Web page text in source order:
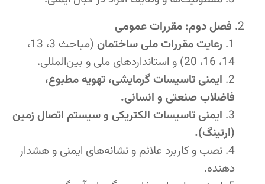
فصل دوم: مقررات عمومی
رعایت مقررات ملی ساختمان
(مباحث 3، 13،
14، 16، 20) و استانداردهای ملی و بین‌المللی.
ایمنی تاسیسات گرمایشی، تهویه مطبوع،
فاضلاب صنعتی و انسانی.
ایمنی تاسیسات الکتریکی و سیستم اتصال زمین
(ارتینگ).
نصب و کاربرد علائم و نشانه‌های ایمنی و هشدار
دهنده.